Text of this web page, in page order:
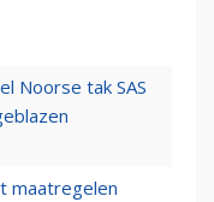
Noorse tak SAS
maatregelen